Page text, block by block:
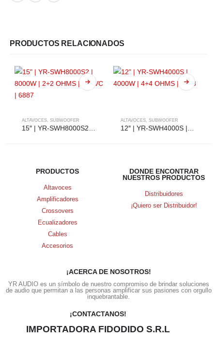
PRODUCTOS RELACIONADOS
ALTAVOCES SUBWOOFER ALTAVOCES SUBWOOFER
PRODUCTOS
Altavoces
Amplificadores
Crossovers
Ecualizadores
Cables
Accesorios
DONDE ENCONTRAR
NUESTROS PRODUCTOS
Distribuidores
¡Quiero ser Distribuidor!
¡ACERCA DE NOSOTROS!
YR AUDIO es un símbolo de nuestro compromiso de brindar soluciones
de audio que permitan a las personas amplificar sus pasiones con orgullo
inquebrantable.
¡CONTACTANOS!
IMPORTADORA FIDODIDO S.R.L